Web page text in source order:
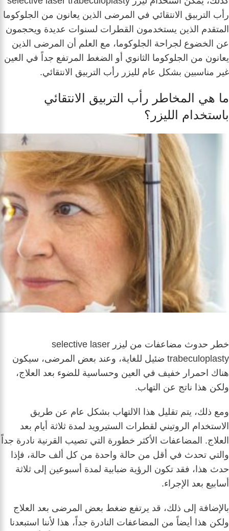
رأب التربيق الانتقائي في المرضى الذين يعانون من الجلوكوما
المتقدم الذين يستخدمون القطرات لسنوات عديدة ويحجمون
عن الخضوع لجراحة الجلوكوما، مع العلم أن المرضى الذين
يعانون من الجلوكوما الثانوي أو الضغط المرتفع جداً في العين
غير مناسبين بشكل عام لليزر رأب التربيق الانتقائي.
ما هي المخاطر رأب التربيق الانتقائي
باستخدام الليزر؟
خطر حدوث مضاعفات من ليزر selective laser
trabeculoplasty ضئيل للغاية، وعند بعض المرضى، سيكون
هناك احمرار خفيف في العين وحساسية للضوء بعد العلاج،
ولكن هذا ناتج عن التهاب.
ومع ذلك، يتم تقليل هذا الالتهاب بشكل عام عن طريق
الاستخدام الروتيني لقطرات الستيرويد لمدة ثلاثة أيام بعد
العلاج. المضاعفات الأكثر خطورة التي تصيب القرنية نادرة جداً
والتي تحدث في أقل من حالة واحدة من كل ألف حالة، فإذا
حدث هذا، فقد تكون الرؤية ضبابية لمدة أسبوعين إلى ثلاثة
أسابيع بعد الإجراء.
بالإضافة إلى ذلك، قد يرتفع ضغط بعض المرضى بعد العلاج
ولكن هذا أيضاً من المضاعفات النادرة جداً، هذا لأننا استبعدنا